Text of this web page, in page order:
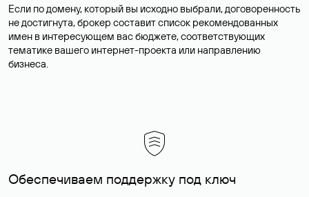
Если по домену, который вы исходно выбрали, договоренность
не достигнута, брокер составит список рекомендованных
имен в интересующем вас бюджете, соответствующих
тематике вашего интернет-проекта или направлению
бизнеса.
Обеспечиваем поддержку под ключ